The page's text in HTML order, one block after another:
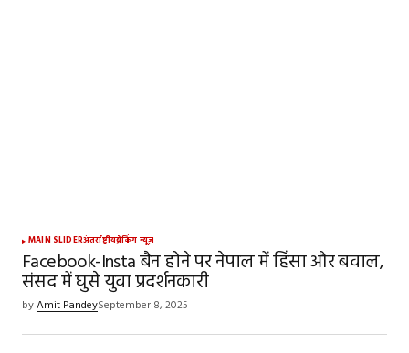
MAIN SLIDERअंतर्राष्ट्रीयब्रेकिंग न्यूज़
Facebook-Insta बैन होने पर नेपाल में हिंसा और बवाल,
संसद में घुसे युवा प्रदर्शनकारी
byAmit PandeySeptember 8, 2025